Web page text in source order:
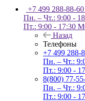
+7 499 288-88-60
Пн. – Чт.: 9:00 -
Пт.: 9:00 - 17:30
Назад
Телефоны
+7 499 288-
Пн. – Чт.:
Пт.: 9:00 -
8(800) 77-
Пн. – Чт.:
Пт.: 9:00 -